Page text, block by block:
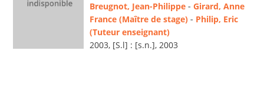
Breugnot, Jean-Philippe - Girard, Anne
France (Maître de stage) - Philip, Eric
(Tuteur enseignant)
2003, [S.l] : [s.n.], 2003